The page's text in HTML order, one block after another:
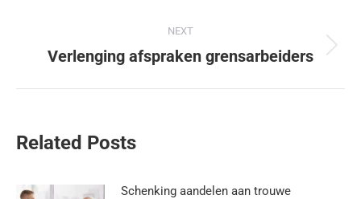
NEXT
Verlenging afspraken grensarbeiders
Related Posts
Schenking aandelen aan trouwe